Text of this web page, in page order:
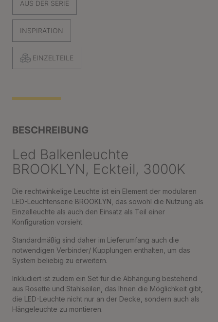
AUS DER SERIE
INSPIRATION
EINZELTEILE
BESCHREIBUNG
Led Balkenleuchte
BROOKLYN, Eckteil, 3000K
Die rechtwinkelige Leuchte ist ein Element der modularen
LED-Leuchtenserie BROOKLYN, das sowohl die Nutzung als
Einzelleuchte als auch den Einsatz als Teil einer
Konfiguration vorsieht.
Standardmäßig sind daher im Lieferumfang auch die
notwendigen Verbinder/ Kupplungen enthalten, um das
System beliebig zu erweitern.
Inkludiert ist zudem ein Set für die Abhängung bestehend
aus Rosette und Stahlseilen, das Ihnen die Möglichkeit gibt,
die LED-Leuchte nicht nur an der Decke, sondern auch als
Hängeleuchte zu montieren.